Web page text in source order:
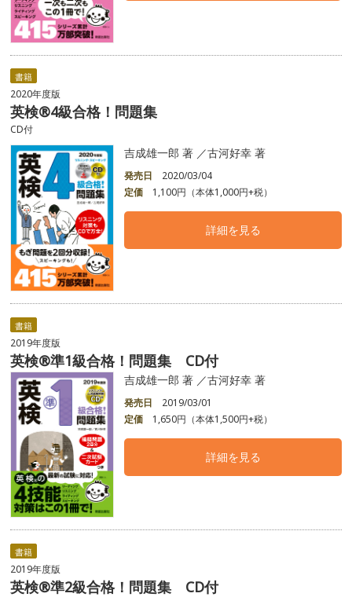
書籍
2020年度版
英検®4級合格！問題集
CD付
吉成雄一郎 著 ／古河好幸 著
発売日
2020/03/04
定価
1,100円（本体1,000円+税）
詳細を見る
書籍
2019年度版
英検®準1級合格！問題集 CD付
吉成雄一郎 著 ／古河好幸 著
発売日
2019/03/01
定価
1,650円（本体1,500円+税）
詳細を見る
書籍
2019年度版
英検®準2級合格！問題集 CD付